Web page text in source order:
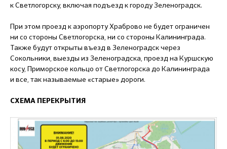
к Светлогорску, включая подъезд к городу Зеленоградск.
При этом проезд к аэропорту Храброво не будет ограничен
ни со стороны Светлогорска, ни со стороны Калининграда.
Также будут открыты въезд в Зеленоградск через
Сокольники, выезды из Зеленоградска, проезд на Куршскую
косу, Приморское кольцо от Светлогорска до Калининграда
и все, так называемые «старые» дороги.
СХЕМА ПЕРЕКРЫТИЯ